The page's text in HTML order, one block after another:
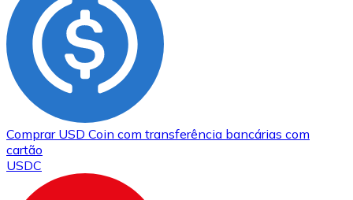
Comprar USD Coin com transferência bancárias com
cartão
USDC